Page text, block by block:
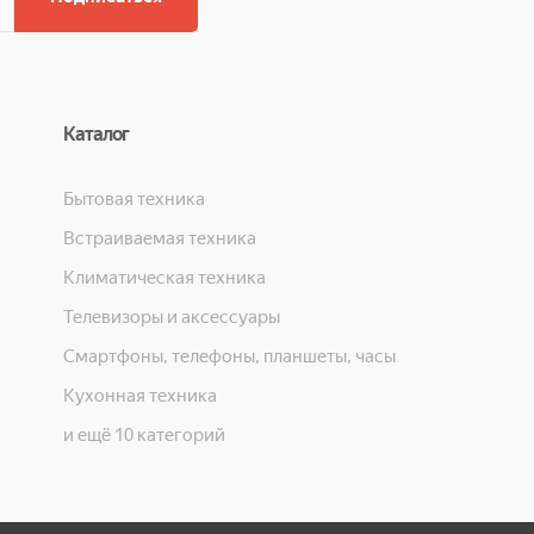
Каталог
Бытовая техника
Встраиваемая техника
Климатическая техника
Телевизоры и аксессуары
Смартфоны, телефоны, планшеты, часы
Кухонная техника
и ещё 10 категорий